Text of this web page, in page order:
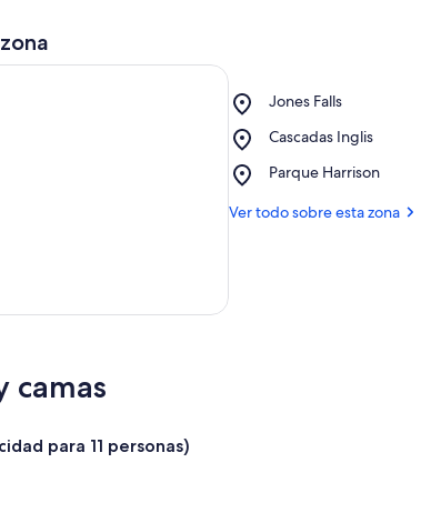
Jones Falls
Place,
Falls
Cascadas Inglis
Place,
Inglis
Parque Harrison
Place,
Harrison
Ver todo sobre esta zona
camas
para 11 personas)